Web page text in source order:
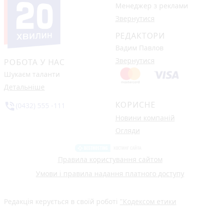
РОБОТА У НАС
Шукаєм таланти
Детальніше
Менеджер з реклами
Звернутися
РЕДАКТОРИ
Вадим Павлов
Звернутися
КОРИСНЕ
Новини компаній
Огляди
Правила користування сайтом
Умови і правила надання платного доступу
Редакція керується в своїй роботі "Кодексом етики